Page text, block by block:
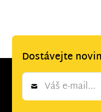
Dostávejte
Newsletter